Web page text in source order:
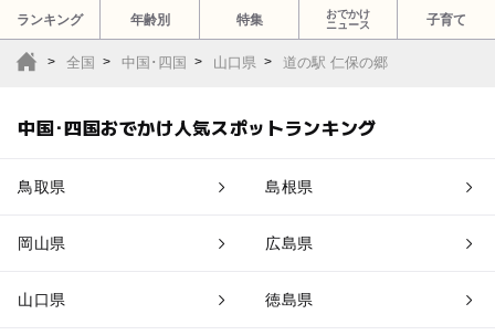
ランキング 年齢別 特集
おでかけ
ニュース
子育て
全国 中国･四国 山口県 道の駅 仁保の郷
中国･四国おでかけ人気スポットランキング
鳥取県 島根県
岡山県 広島県
山口県 徳島県